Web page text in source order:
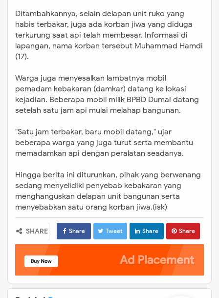
Ditambahkannya, selain delapan unit ruko yang
habis terbakar, juga ada korban jiwa yang diduga
terkurung saat api telah membesar. Informasi di
lapangan, nama korban tersebut Muhammad Hamdi
(17).
Warga juga menyesalkan lambatnya mobil
pemadam kebakaran (damkar) datang ke lokasi
kejadian. Beberapa mobil milik BPBD Dumai datang
setelah satu jam api mulai melahap bangunan.
"Satu jam terbakar, baru mobil datang," ujar
beberapa warga yang juga turut serta membantu
memadamkan api dengan peralatan seadanya.
Hingga berita ini diturunkan, pihak yang berwenang
sedang menyelidiki penyebab kebakaran yang
menghanguskan delapan unit bangunan serta
menyebabkan satu orang korban jiwa.(isk)
SHARE Share Tweet Share Share